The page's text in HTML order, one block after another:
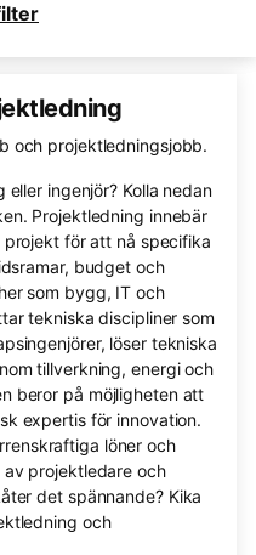
och projektledningsjobb.
ingenjör? Kolla nedan
Projektledning innebär
för att nå specifika
budget och
som bygg, IT och
tekniska discipliner som
löser tekniska
tillverkning, energi och
beror på möjligheten att
expertis för innovation.
löner och
projektledare och
det spännande? Kika
och